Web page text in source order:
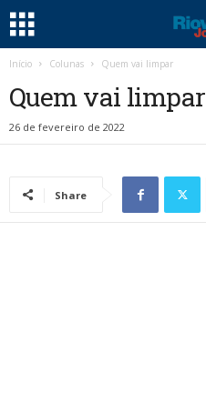
Início Colunas Quem vai limpar
Quem vai limpar
26 de fevereiro de 2022
Share